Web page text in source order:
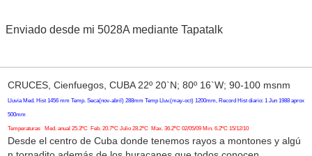
Enviado desde mi 5028A mediante Tapatalk
CRUCES, Cienfuegos, CUBA 22º 20`N; 80º 16`W; 90-100 msnm
Lluvia Med. Hist 1456 mm Temp. Seca(nov-abril) 288mm Temp Lluv.(may-oct) 1200mm, Record Hist diario: 1 Jun 1988 aprox
500mm
Temperaturas Med. anual 25.3ºC Feb. 20.7ºC Julio 28.2ºC Max. 36.2ºC 02/05/09 Min. 6.2ºC 15/12/10
Desde el centro de Cuba donde tenemos rayos a montones y algú